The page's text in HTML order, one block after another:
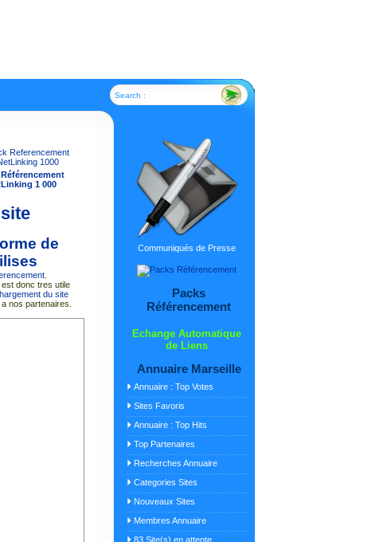
Search :
1 000
de
.
donc tres utile
du site
nos partenaires.
Communiqués de Presse
Packs
Référencement
Echange Automatique
de Liens
Annuaire Marseille
Annuaire : Top Votes
Sites Favoris
Annuaire : Top Hits
Top Partenaires
Recherches Annuaire
Categories Sites
Nouveaux Sites
Membres Annuaire
83 Site(s) en attente